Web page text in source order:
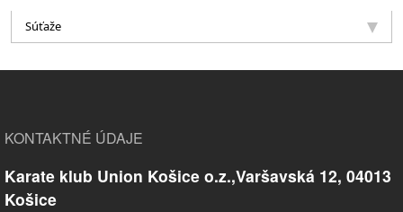
Súťaže
KONTAKTNÉ ÚDAJE
Karate klub Union Košice o.z.,Varšavská 12, 04013
Košice